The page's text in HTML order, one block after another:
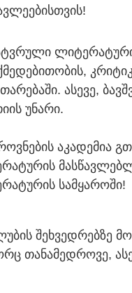
ასევე,
უნარი.
აკადემია
სამყაროში!
შეხვედრებზე
თანამედროვე,